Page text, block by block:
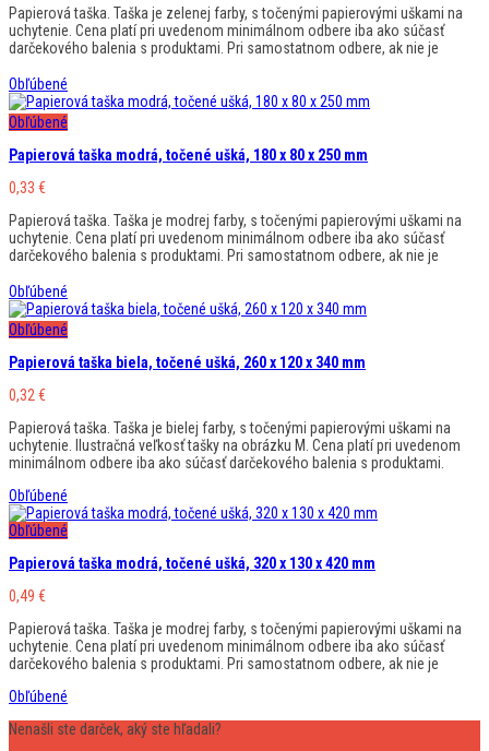
Papierová taška. Taška je zelenej farby, s točenými papierovými uškami na
uchytenie. Cena platí pri uvedenom minimálnom odbere iba ako súčasť
darčekového balenia s produktami. Pri samostatnom odbere, ak nie je
Obľúbené
Obľúbené
Papierová taška modrá, točené ušká, 180 x 80 x 250 mm
0,33 €
Papierová taška. Taška je modrej farby, s točenými papierovými uškami na
uchytenie. Cena platí pri uvedenom minimálnom odbere iba ako súčasť
darčekového balenia s produktami. Pri samostatnom odbere, ak nie je
Obľúbené
Obľúbené
Papierová taška biela, točené ušká, 260 x 120 x 340 mm
0,32 €
Papierová taška. Taška je bielej farby, s točenými papierovými uškami na
uchytenie. Ilustračná veľkosť tašky na obrázku M. Cena platí pri uvedenom
minimálnom odbere iba ako súčasť darčekového balenia s produktami.
Obľúbené
Obľúbené
Papierová taška modrá, točené ušká, 320 x 130 x 420 mm
0,49 €
Papierová taška. Taška je modrej farby, s točenými papierovými uškami na
uchytenie. Cena platí pri uvedenom minimálnom odbere iba ako súčasť
darčekového balenia s produktami. Pri samostatnom odbere, ak nie je
Obľúbené
Nenašli ste darček, aký ste hľadali?